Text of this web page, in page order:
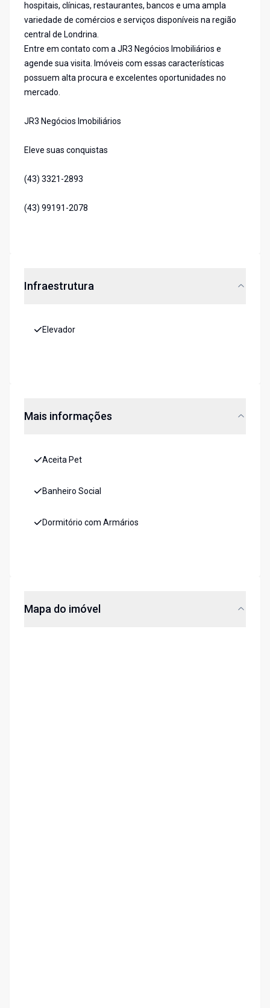
hospitais, clínicas, restaurantes, bancos e uma ampla
variedade de comércios e serviços disponíveis na região
central de Londrina.
Entre em contato com a JR3 Negócios Imobiliários e
agende sua visita. Imóveis com essas características
possuem alta procura e excelentes oportunidades no
mercado.
JR3 Negócios Imobiliários
Eleve suas conquistas
(43) 3321-2893
(43) 99191-2078
Infraestrutura
Elevador
Mais informações
Aceita Pet
Banheiro Social
Dormitório com Armários
Mapa do imóvel